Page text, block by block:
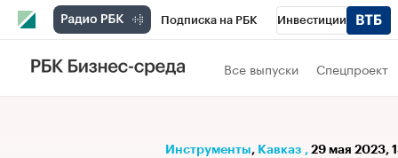
Подписка на РБК Инвестиции
РБК Вино Все выпуски Спецпроект
Инструменты⁠, Кавказ , 29 мая 2023,